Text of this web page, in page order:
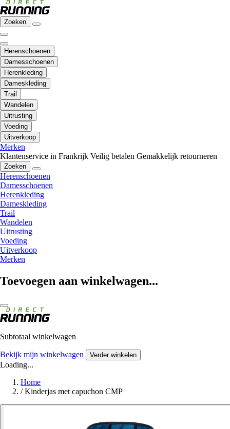
Zoeken
Herenschoenen
Damesschoenen
Herenkleding
Dameskleding
Trail
Wandelen
Uitrusting
Voeding
Uitverkoop
Merken
Klantenservice in Frankrijk Veilig betalen Gemakkelijk retourneren
Zoeken
Herenschoenen
Damesschoenen
Herenkleding
Dameskleding
Trail
Wandelen
Uitrusting
Voeding
Uitverkoop
Merken
Toevoegen aan winkelwagen...
Subtotaal winkelwagen
Bekijk mijn winkelwagen Verder winkelen
Loading...
Home
/ Kinderjas met capuchon CMP